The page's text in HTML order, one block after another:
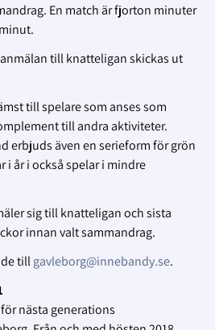
En match är fjorton minuter
till knatteligan skickas ut
till spelare som anses som
till andra aktiviteter.
erbjuds även en serieform för grön
i år i också spelar i mindre
sig till knatteligan och sista
innan valt sammandrag.
tillgavleborg@innebandy.se.
nästa generations